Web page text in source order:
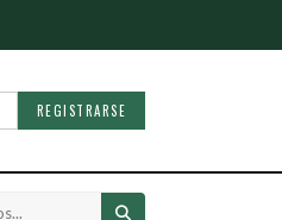
REGISTRARSE